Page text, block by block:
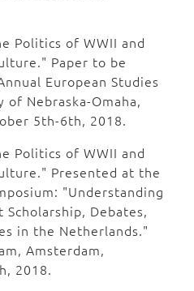
Politics of WWII and
Paper to be
European Studies
Nebraska-Omaha,
5th-6th, 2018.
Politics of WWII and
Presented at the
"Understanding
Debates,
in the Netherlands."
Amsterdam,
2018.